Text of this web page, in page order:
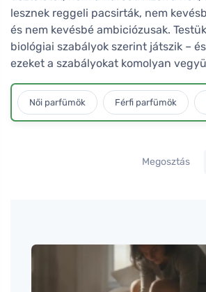
lesznek reggeli pacsirták, nem
és nem kevésbé ambiciózusak.
biológiai szabályok szerint játszik –
ezeket a szabályokat komolyan
Női parfümök Férfi parfümök
Megosztás